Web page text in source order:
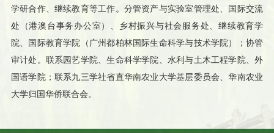
学研合作、继续教育等工作。分管资产与实验室管理处、国际交流
处（港澳台事务办公室）、乡村振兴与社会服务处、继续教育学
院、国际教育学院（广州都柏林国际生命科学与技术学院）；协管
审计处。联系园艺学院、生命科学学院、水利与土木工程学院、外
国语学院；联系九三学社省直华南农业大学基层委员会、华南农业
大学归国华侨联合会。